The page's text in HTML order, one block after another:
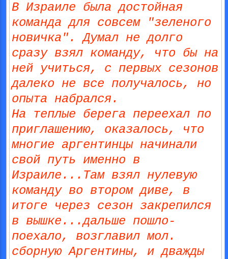
В Израиле была достойная
команда для совсем "зеленого
новичка". Думал не долго
сразу взял команду, что бы на
ней учиться, с первых сезонов
далеко не все получалось, но
опыта набрался.
На теплые берега переехал по
приглашению, оказалось, что
многие аргентинцы начинали
свой путь именно в
Израиле...Там взял нулевую
команду во втором диве, в
итоге через сезон закрепился
в вышке...дальше пошло-
поехало, возглавил мол.
сборную Аргентины, и дважды